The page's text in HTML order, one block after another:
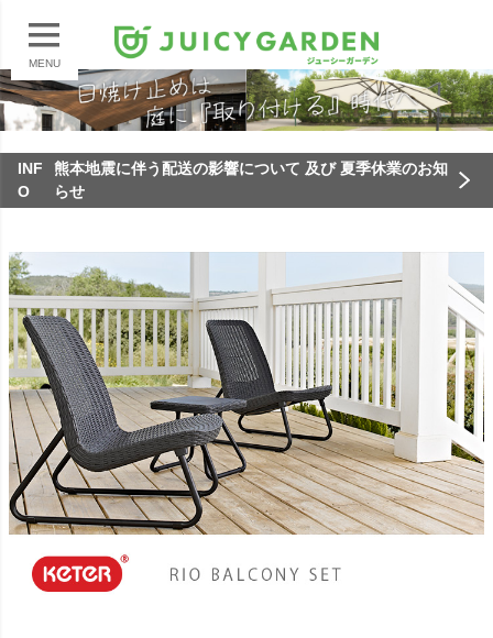
MENU
INF
O
熊本地震に伴う配送の影響について 及び 夏季休業のお知
らせ